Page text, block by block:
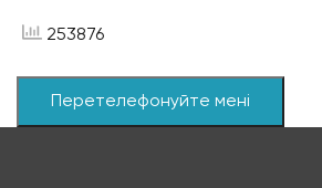
253876
Перетелефонуйте мені